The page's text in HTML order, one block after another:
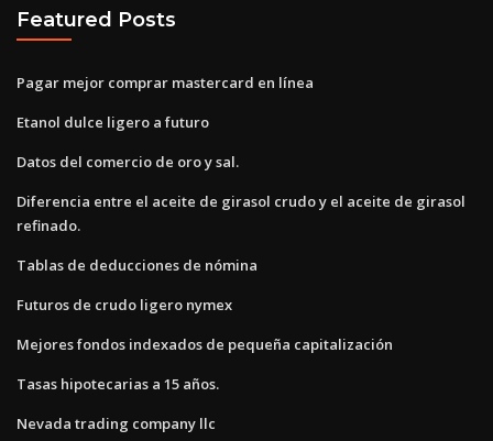
Featured Posts
Pagar mejor comprar mastercard en línea
Etanol dulce ligero a futuro
Datos del comercio de oro y sal.
Diferencia entre el aceite de girasol crudo y el aceite de girasol
refinado.
Tablas de deducciones de nómina
Futuros de crudo ligero nymex
Mejores fondos indexados de pequeña capitalización
Tasas hipotecarias a 15 años.
Nevada trading company llc